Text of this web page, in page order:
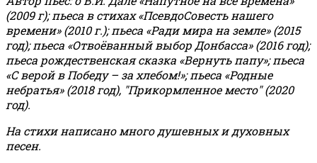
(2009 г); пьеса в стихах «ПсевдоСовесть нашего
времени» (2010 г.); пьеса «Ради мира на земле» (2015
год); пьеса «Отвоёванный выбор Донбасса» (2016 год);
пьеса рождественская сказка «Вернуть папу»; пьеса
«С верой в Победу – за хлебом!»;пьеса «Родные
небратья» (2018 год), "Прикормленное место" (2020
год).
На стихи написано много душевных и духовных
песен.